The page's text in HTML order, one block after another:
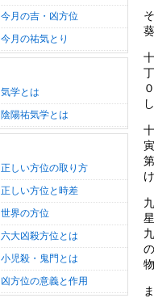
今月の吉・凶方位
今月の祐気とり
気学とは
陰陽祐気学とは
正しい方位の取り方
正しい方位と時差
世界の方位
六大凶殺方位とは
小児殺・鬼門とは
凶方位の意義と作用